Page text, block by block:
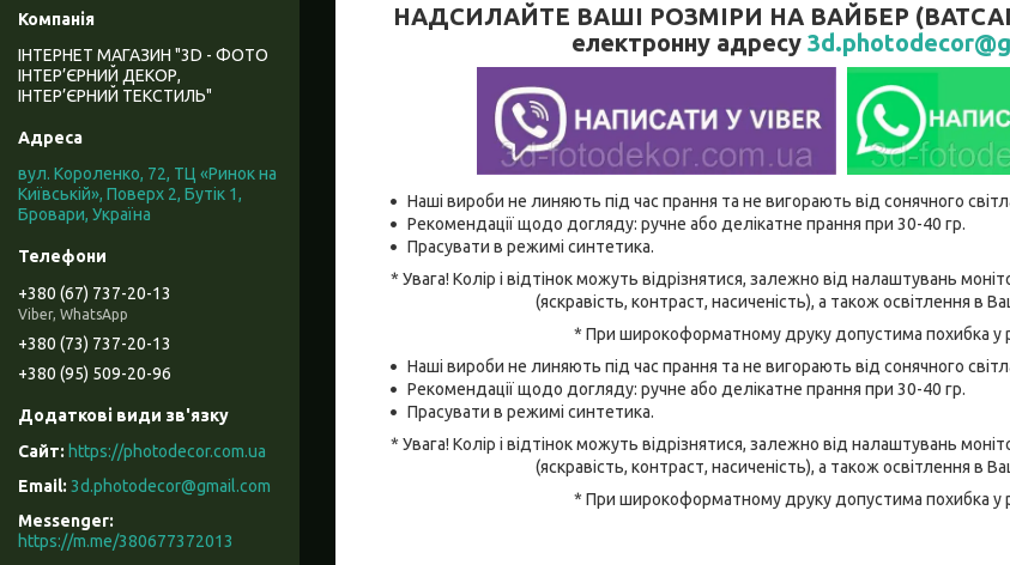
НАДСИЛАЙТЕ ВАШІ РОЗМІРИ НА ВАЙБЕР (ВАТСАП)
електронну адресу
Наші вироби не линяють під час прання та не вигорають від сонячного
Рекомендації щодо догляду: ручне або делікатне прання при 30-40 гр.
Прасувати в режимі синтетика.
* Увага! Колір і відтінок можуть відрізнятися, залежно від налаштувань
(яскравість, контраст, насиченість), а також освітлення в
* При широкоформатному друку допустима похибка у
Наші вироби не линяють під час прання та не вигорають від сонячного
Рекомендації щодо догляду: ручне або делікатне прання при 30-40 гр.
Прасувати в режимі синтетика.
* Увага! Колір і відтінок можуть відрізнятися, залежно від налаштувань
(яскравість, контраст, насиченість), а також освітлення в
* При широкоформатному друку допустима похибка у
ІНТЕРНЕТ МАГАЗИН "3D - ФОТО
ІНТЕР’ЄРНИЙ ДЕКОР,
ІНТЕР’ЄРНИЙ ТЕКСТИЛЬ"
вул. Короленко, 72, ТЦ «Ринок на
Київській», Поверх 2, Бутік 1,
Бровари, Україна
+380 (67) 737-20-13
Viber, WhatsApp
+380 (73) 737-20-13
+380 (95) 509-20-96
https://photodecor.com.ua
3d.photodecor@gmail.com
https://m.me/380677372013